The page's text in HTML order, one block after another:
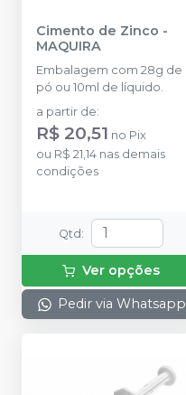
Cimento de Zinco -
MAQUIRA
Embalagem com 28g de
pó ou 10ml de líquido.
a partir de:
R$ 20,51 no Pix
ou R$ 21,14 nas demais
condições
Qtd:
Ver opções
Pedir via Whatsapp